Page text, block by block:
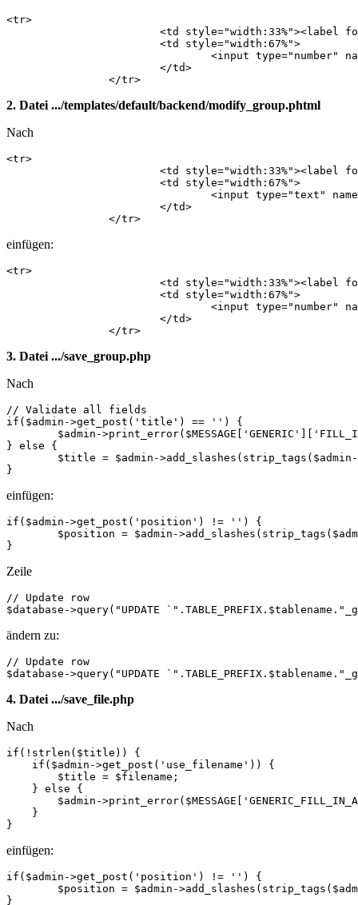
<tr>
            	</tr>
2. Datei .../templates/default/backend/modify_group.phtml
Nach
<tr>
            	</tr>
einfügen:
<tr>
            	</tr>
3. Datei .../save_group.php
Nach
// Validate all fields
if($admin->get_post('title') == '') {
} else {
}
einfügen:
if($admin->get_post('position') != '') {
}
Zeile
// Update row
$database->query("UPDATE
ändern zu:
// Update row
$database->query("UPDATE
4. Datei .../save_file.php
Nach
if(!strlen($title)) {
    if($admin->get_post('use_filename')) {
        $title = $filename;
    } else {
$admin-
    }
}
einfügen:
if($admin->get_post('position') != '') {
}